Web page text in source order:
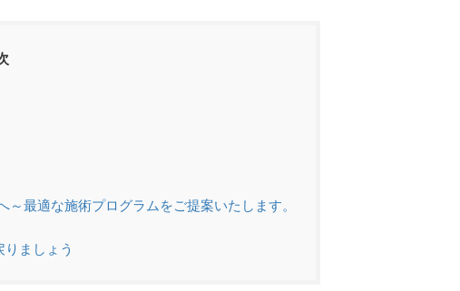
最適な施術プログラムをご提案いたします。
りましょう